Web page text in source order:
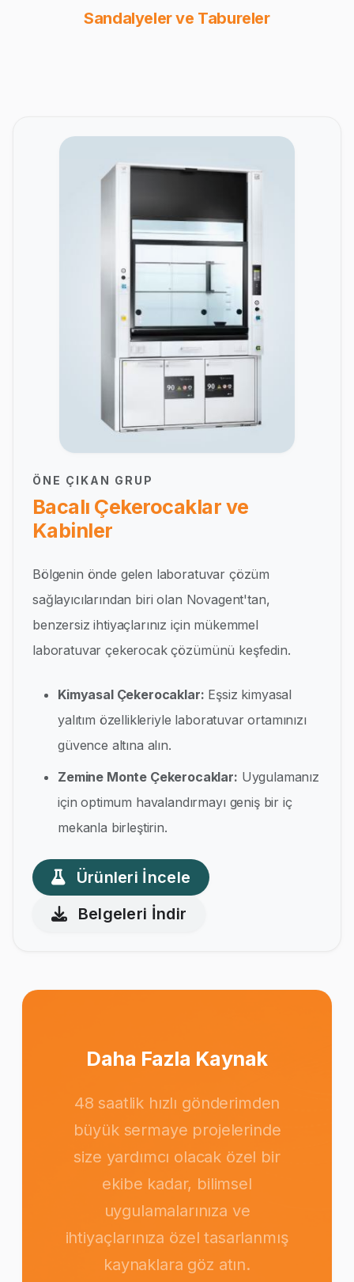
Sandalyeler ve Tabureler
ÖNE ÇIKAN GRUP
Bacalı Çekerocaklar ve
Kabinler
Bölgenin önde gelen laboratuvar çözüm
sağlayıcılarından biri olan Novagent'tan,
benzersiz ihtiyaçlarınız için mükemmel
laboratuvar çekerocak çözümünü keşfedin.
Kimyasal Çekerocaklar: Eşsiz kimyasal
yalıtım özellikleriyle laboratuvar ortamınızı
güvence altına alın.
Zemine Monte Çekerocaklar: Uygulamanız
için optimum havalandırmayı geniş bir iç
mekanla birleştirin.
Ürünleri İncele
Belgeleri İndir
Daha Fazla Kaynak
48 saatlik hızlı gönderimden
büyük sermaye projelerinde
size yardımcı olacak özel bir
ekibe kadar, bilimsel
uygulamalarınıza ve
ihtiyaçlarınıza özel tasarlanmış
kaynaklara göz atın.